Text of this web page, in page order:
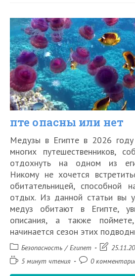
на
по
пте опасны или нет
Медузы в Египте в 2026
многих путешественников,
отдохнуть на одном из
Никому не хочется
обитательницей, способной
отдых. Из данной статьи вы
медуз обитают в Египте,
описания, а также
начинается сезон этих
Рубрика
записи:
Безопасность / Египет
Запись
Время5 минут чтения
Комментарии
0